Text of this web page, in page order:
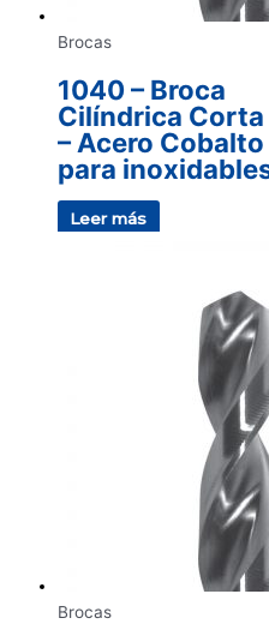
Brocas
1040 – Broca
Cilíndrica Corta
– Acero Cobalto
para
Leer más
Brocas